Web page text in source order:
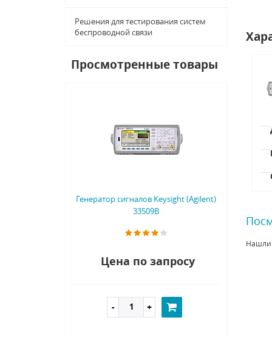
Решения для тестирования систем
беспроводной связи
Просмотренные товары
Генератор сигналов Keysight (Agilent)
33509B
Цена по запросу
Нашли